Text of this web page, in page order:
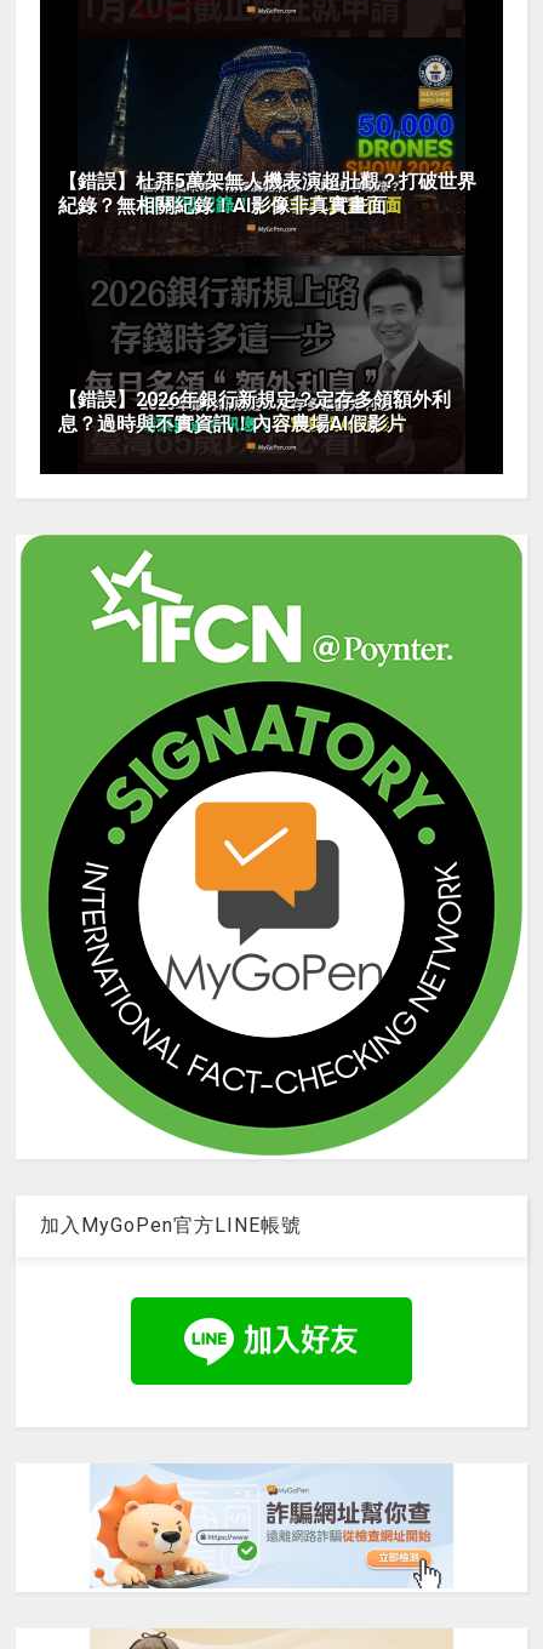
【錯誤】杜拜5萬架無人機表演超壯觀？打破世界
紀錄？無相關紀錄！AI影像非真實畫面
【錯誤】2026年銀行新規定？定存多領額外利
息？過時與不實資訊！內容農場AI假影片
加入MyGoPen官方LINE帳號